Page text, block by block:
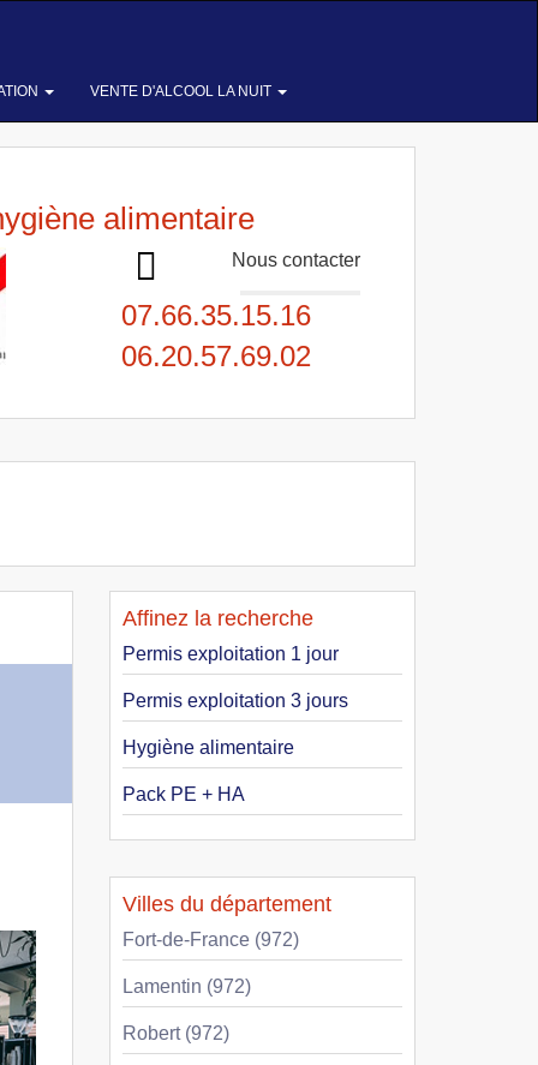
VENTE D'ALCOOL LA NUIT
alimentaire
Nous contacter
07.66.35.15.16
06.20.57.69.02
Affinez la recherche
Permis exploitation 1 jour
Permis exploitation 3 jours
Hygiène alimentaire
Pack PE + HA
Villes du département
Fort-de-France (972)
Lamentin (972)
Robert (972)